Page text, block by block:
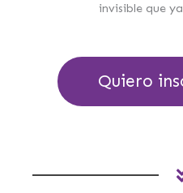
invisible que
Quiero